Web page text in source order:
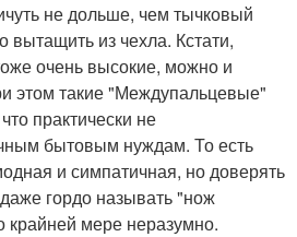
не дольше, чем тычковый
из чехла. Кстати,
очень высокие, можно и
этом такие "Междупальцевые"
практически не
бытовым нуждам. То есть
и симпатичная, но доверять
гордо называть "нож
мере неразумно.